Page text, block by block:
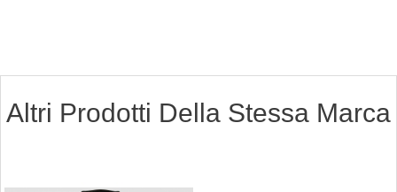
Altri Prodotti Della Stessa Marca